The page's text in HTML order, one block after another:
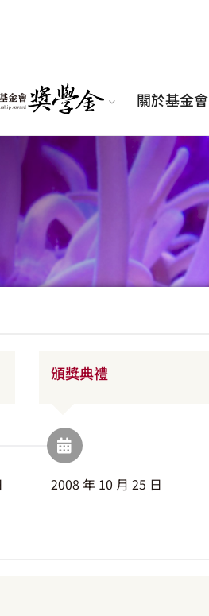
關於基金會
頒獎典禮
2008 年 10 月 25 日